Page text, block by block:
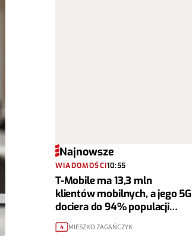
Najnowsze
WIADOMOŚCI10:55
T-Mobile ma 13,3 mln
klientów mobilnych, a jego 5G
dociera do 94% populacji
Polski
4 MIESZKO ZAGAŃCZYK